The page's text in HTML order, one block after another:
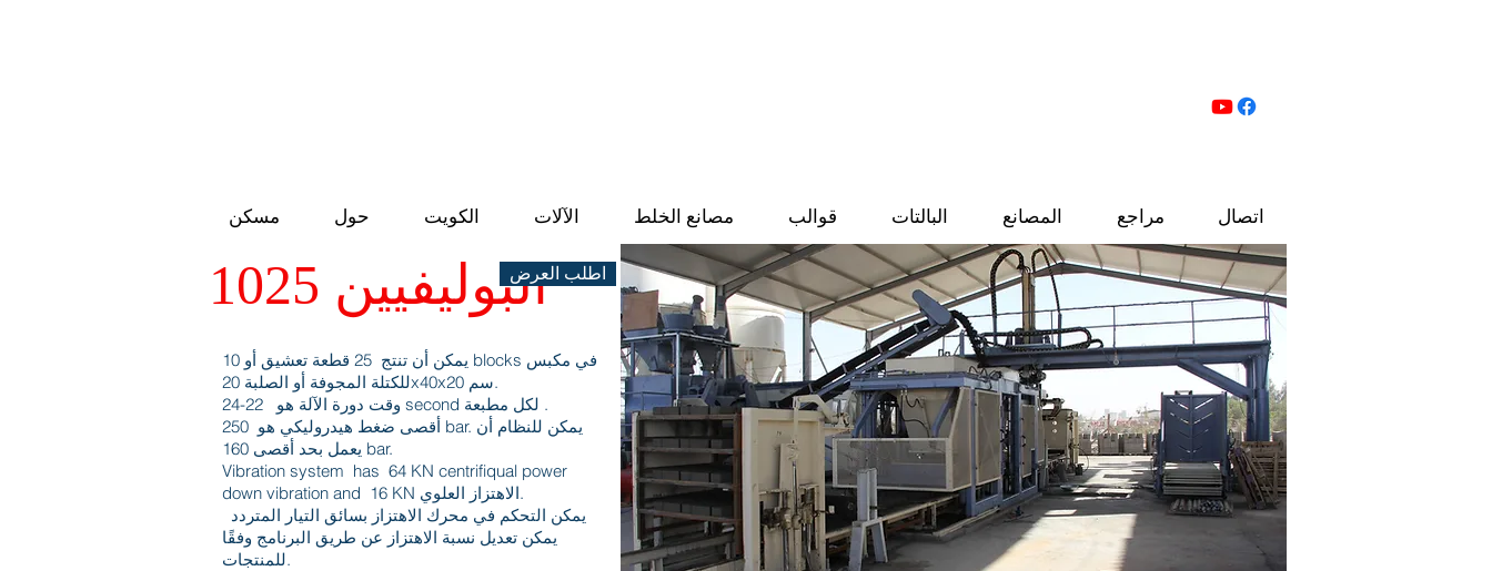
مسكن حول الكويت الآلات مصانع الخلط قوالب البالتات المصانع مراجع اتصال
البوليفيين 1025اطلب العرض
يمكن أن تنتج 25 قطعة تعشيق أو 10 blocks في مكبس
للكتلة المجوفة أو الصلبة 20x40x20 سم.
وقت دورة الآلة هو 22-24 second لكل مطبعة .
أقصى ضغط هيدروليكي هو 250 bar. يمكن للنظام أن
يعمل بحد أقصى 160 bar.
Vibration system has 64 KN centrifiqual power
down vibration and 16 KN الاهتزاز العلوي.
يمكن التحكم في محرك الاهتزاز بسائق التيار المتردد
يمكن تعديل نسبة الاهتزاز عن طريق البرنامج وفقًا
للمنتجات.